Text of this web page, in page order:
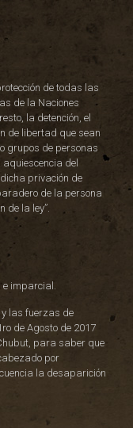
de todas las
de la Naciones
la detención, el
de libertad que sean
grupos de personas
del
privación de
de la persona
de la ley”.
e imparcial.
y las fuerzas de
de Agosto de 2017
para saber que
por
la desaparición